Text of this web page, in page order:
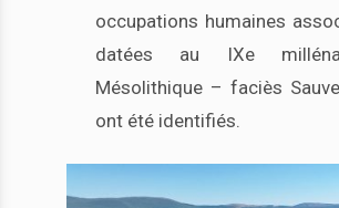
occupations humaines
datées au IXe
Mésolithique – faciès
ont été identifiés.